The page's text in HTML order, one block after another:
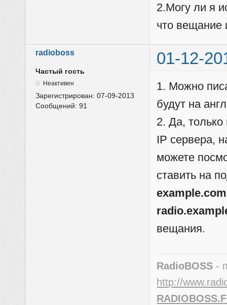
2.Могу ли я
что вещание
radioboss 01-12-
Частый гость
Неактивен
Зарегистрирован:07-09-2013
Сообщений:91
1. Можно
будут на
2. Да, только
IP сервера,
можете
ставить на
example.com
вещания.
RadioBOSS -
http://